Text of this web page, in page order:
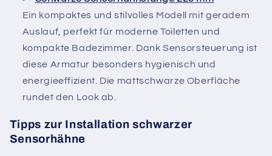
Ein kompaktes und stilvolles Modell mit geradem
Auslauf, perfekt für moderne Toiletten und
kompakte Badezimmer. Dank Sensorsteuerung ist
diese Armatur besonders hygienisch und
energieeffizient. Die mattschwarze Oberfläche
rundet den Look ab.
Tipps zur Installation schwarzer
Sensorhähne